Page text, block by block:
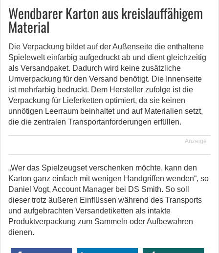
Wendbarer Karton aus kreislauffähigem
Material
Die Verpackung bildet auf der Außenseite die enthaltene
Spielewelt einfarbig aufgedruckt ab und dient gleichzeitig
als Versandpaket. Dadurch wird keine zusätzliche
Umverpackung für den Versand benötigt. Die Innenseite
ist mehrfarbig bedruckt. Dem Hersteller zufolge ist die
Verpackung für Lieferketten optimiert, da sie keinen
unnötigen Leerraum beinhaltet und auf Materialien setzt,
die die zentralen Transportanforderungen erfüllen.
Anzeige
„Wer das Spielzeugset verschenken möchte, kann den
Karton ganz einfach mit wenigen Handgriffen wenden“, so
Daniel Vogt, Account Manager bei DS Smith. So soll
dieser trotz äußeren Einflüssen während des Transports
und aufgebrachten Versandetiketten als intakte
Produktverpackung zum Sammeln oder Aufbewahren
dienen.